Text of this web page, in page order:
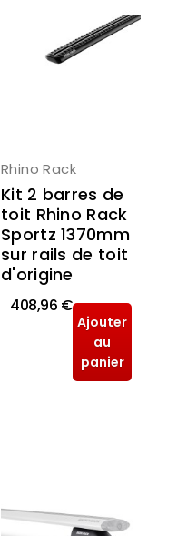
Rhino Rack
Kit 2 barres de
toit Rhino Rack
Sportz 1370mm
sur rails de toit
d'origine
408,96 €
Ajouter
au
panier